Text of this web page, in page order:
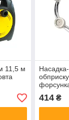
11,5 м
кільцева
поливу
414₴